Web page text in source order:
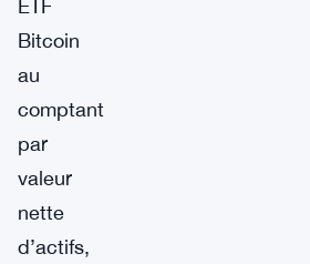
ETF
Bitcoin
au
comptant
par
valeur
nette
d’actifs,